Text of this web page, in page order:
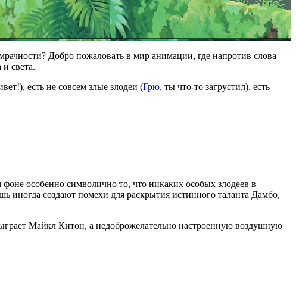
Добро пожаловать в мир анимации, где напротив слова
света.
есть не совсем злые злодеи (Грю, ты что-то загрустил), есть
особенно символично то, что никаких особых злодеев в
создают помехи для раскрытия истинного таланта Дамбо,
Майкл Китон, а недоброжелательно настроенную воздушную